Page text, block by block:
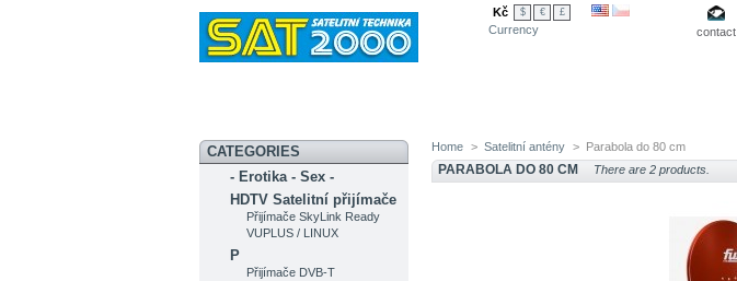
Kč $ € £
Currency contact
CATEGORIES
- Erotika - Sex -
HDTV Satelitní přijímače
Přijímače SkyLink Ready
VUPLUS / LINUX
P
Přijímače DVB-T
Home > Satelitní antény > Parabola do 80 cm
PARABOLA DO 80 CM There are 2 products.